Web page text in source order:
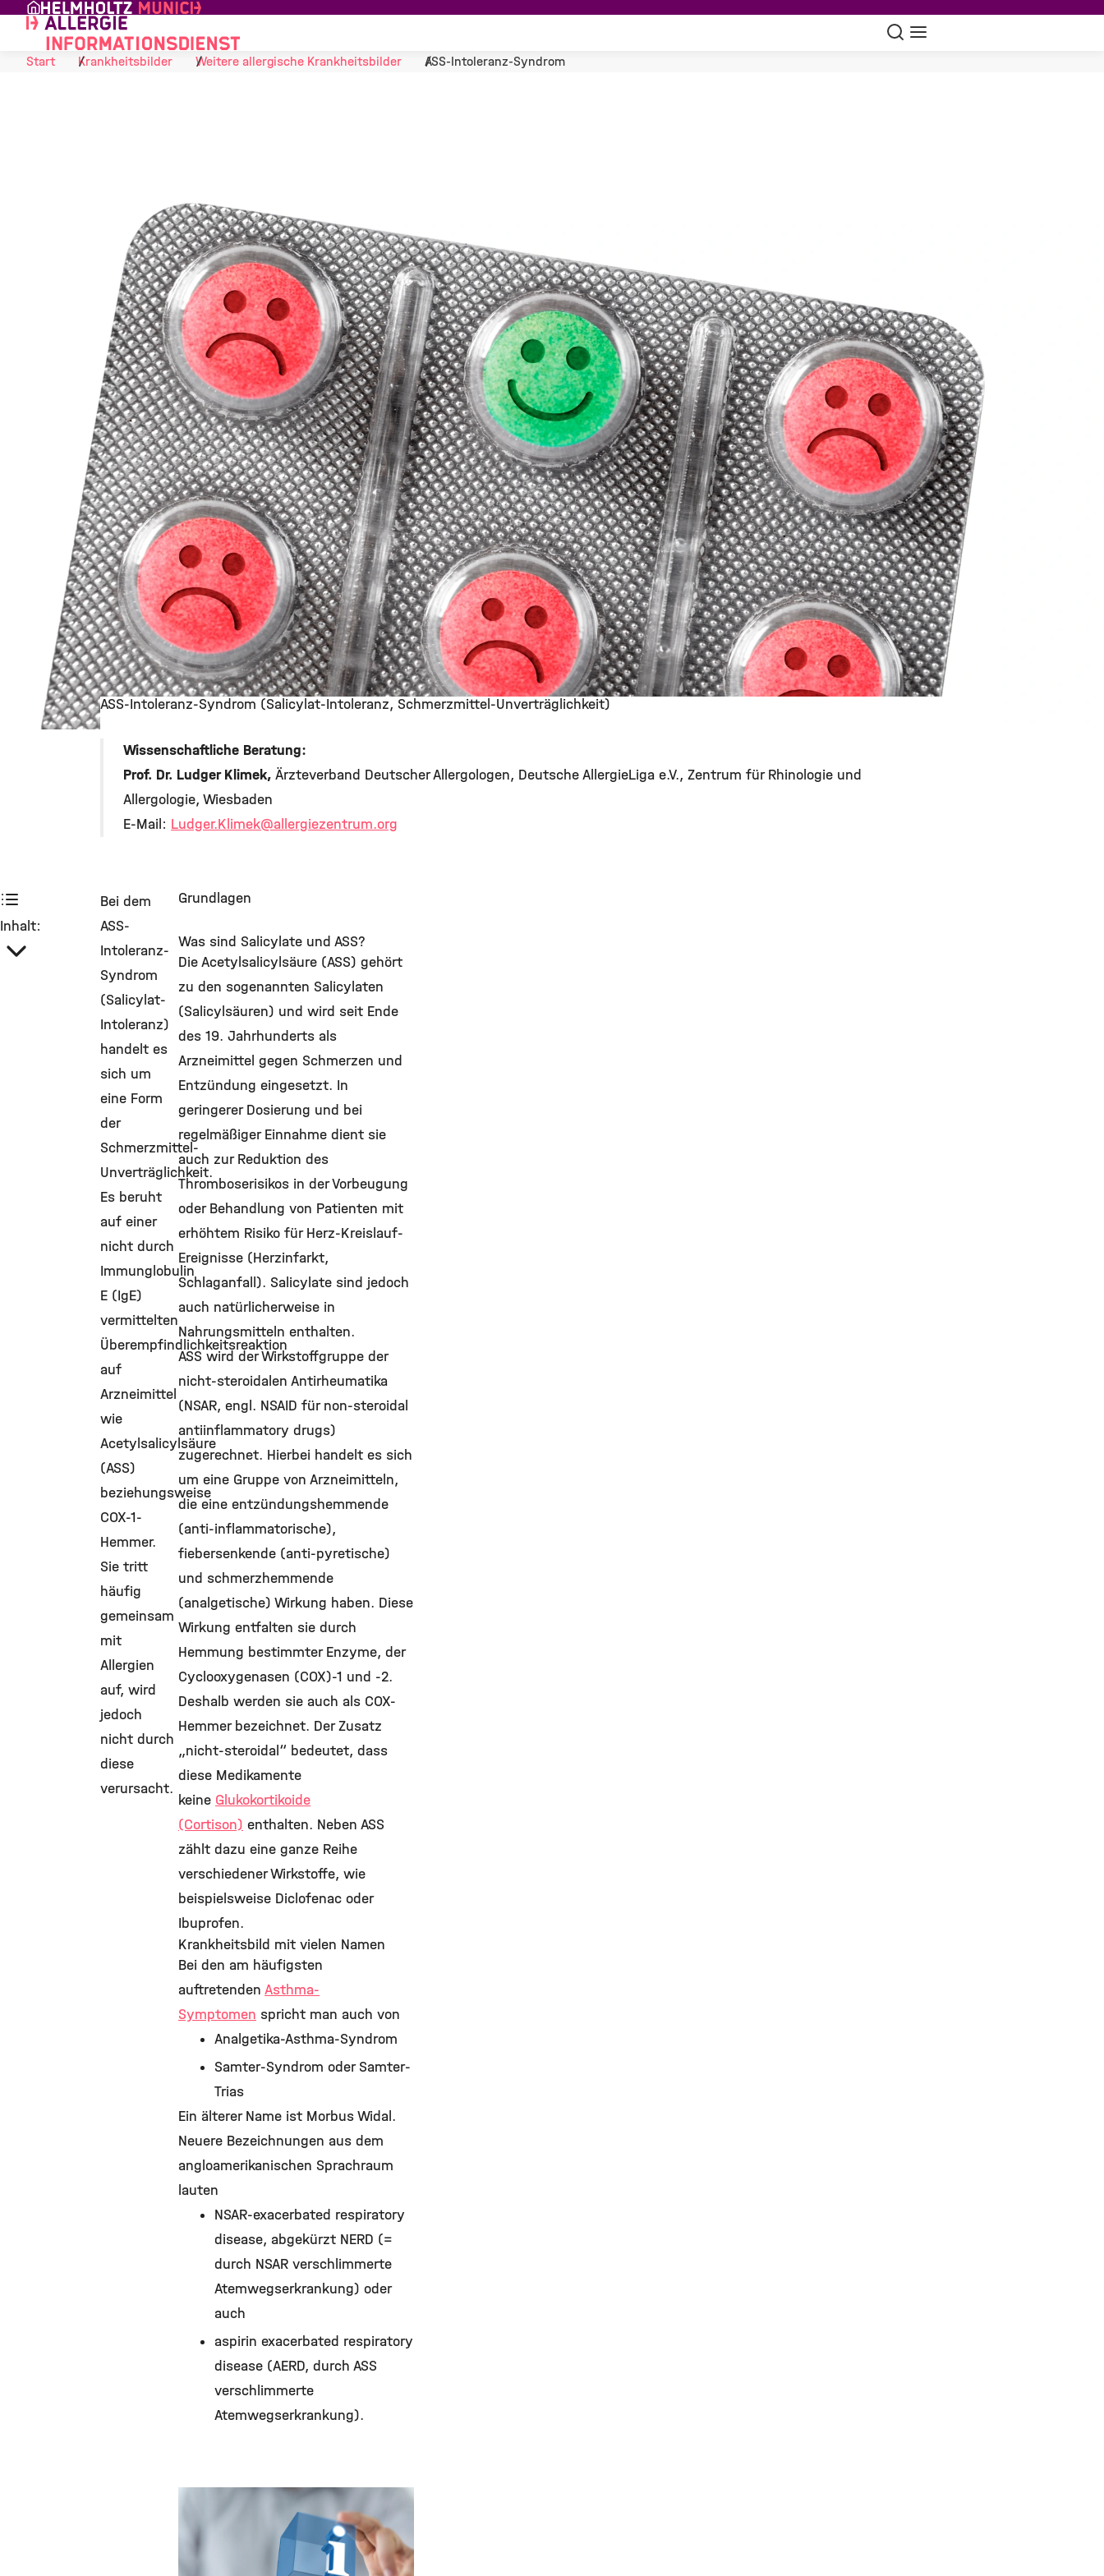
Skip to Content
SucheNavigation
Start
Krankheitsbilder Weitere allergische Krankheitsbilder ASS-Intoleranz-Syndrom
ASS-Intoleranz-Syndrom (Salicylat-Intoleranz, Schmerzmittel-Unverträglichkeit)
Wissenschaftliche Beratung:
Prof. Dr. Ludger Klimek, Ärzteverband Deutscher Allergologen, Deutsche AllergieLiga e.V., Zentrum für Rhinologie und
Allergologie, Wiesbaden
E-Mail: Ludger.Klimek@allergiezentrum.org
Inhalt:
Bei dem
ASS-
Intoleranz-
Syndrom
(Salicylat-
Intoleranz)
handelt es
sich um
eine Form
der
Schmerzmittel-
Unverträglichkeit.
Es beruht
auf einer
nicht durch
Immunglobulin
E (IgE)
vermittelten
Überempfindlichkeitsreaktion
auf
Arzneimittel
wie
Acetylsalicylsäure
(ASS)
beziehungsweise
COX-1-
Hemmer.
Sie tritt
häufig
gemeinsam
mit
Allergien
auf, wird
jedoch
nicht durch
diese
verursacht.
Grundlagen
Was sind Salicylate und ASS?
Die Acetylsalicylsäure (ASS) gehört
zu den sogenannten Salicylaten
(Salicylsäuren) und wird seit Ende
des 19. Jahrhunderts als
Arzneimittel gegen Schmerzen und
Entzündung eingesetzt. In
geringerer Dosierung und bei
regelmäßiger Einnahme dient sie
auch zur Reduktion des
Thromboserisikos in der Vorbeugung
oder Behandlung von Patienten mit
erhöhtem Risiko für Herz-Kreislauf-
Ereignisse (Herzinfarkt,
Schlaganfall). Salicylate sind jedoch
auch natürlicherweise in
Nahrungsmitteln enthalten.
ASS wird der Wirkstoffgruppe der
nicht-steroidalen Antirheumatika
(NSAR, engl. NSAID für non-steroidal
antiinflammatory drugs)
zugerechnet. Hierbei handelt es sich
um eine Gruppe von Arzneimitteln,
die eine entzündungshemmende
(anti-inflammatorische),
fiebersenkende (anti-pyretische)
und schmerzhemmende
(analgetische) Wirkung haben. Diese
Wirkung entfalten sie durch
Hemmung bestimmter Enzyme, der
Cyclooxygenasen (COX)-1 und -2.
Deshalb werden sie auch als COX-
Hemmer bezeichnet. Der Zusatz
„nicht-steroidal“ bedeutet, dass
diese Medikamente
keine Glukokortikoide
(Cortison) enthalten. Neben ASS
zählt dazu eine ganze Reihe
verschiedener Wirkstoffe, wie
beispielsweise Diclofenac oder
Ibuprofen.
Krankheitsbild mit vielen Namen
Bei den am häufigsten
auftretenden Asthma-
Symptomen spricht man auch von
Analgetika-Asthma-Syndrom
Samter-Syndrom oder Samter-
Trias
Ein älterer Name ist Morbus Widal.
Neuere Bezeichnungen aus dem
angloamerikanischen Sprachraum
lauten
NSAR-exacerbated respiratory
disease, abgekürzt NERD (=
durch NSAR verschlimmerte
Atemwegserkrankung) oder
auch
aspirin exacerbated respiratory
disease (AERD, durch ASS
verschlimmerte
Atemwegserkrankung).